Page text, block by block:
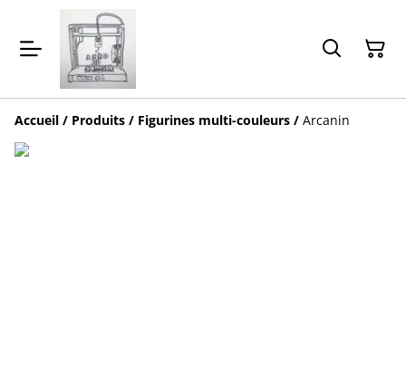
Accueil / Produits / Figurines multi-couleurs / Arcanin